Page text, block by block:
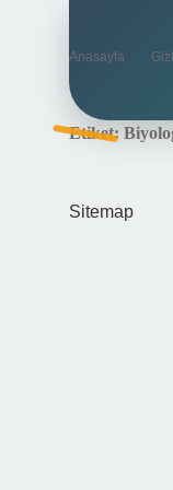
Anasayfa
Etiket:
Sitemap